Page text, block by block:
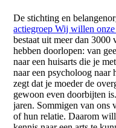
De stichting en
actiegroep Wij willen
bestaat uit meer dan
hebben doorlopen: van
naar een huisarts die je
naar een psycholoog naar
zegt dat je moeder de
gewoon even doorbijten
jaren. Sommigen van ons
of hun relatie. Daarom